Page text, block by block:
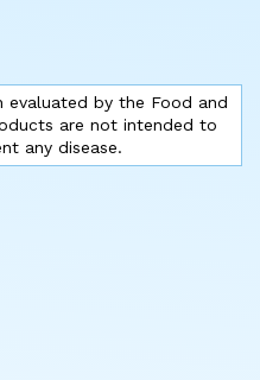
by the Food and
are not intended to
any disease.